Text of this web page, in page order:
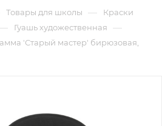
Товары для школы — Краски
Гуашь художественная —
'Старый мастер' бирюзовая,